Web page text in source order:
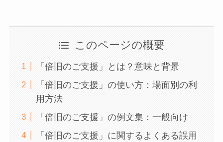
このページの概要
「倍旧のご支援」とは？意味と背景
「倍旧のご支援」の使い方：場面別の利
用方法
「倍旧のご支援」の例文集：一般向け
「倍旧のご支援」に関するよくある誤用